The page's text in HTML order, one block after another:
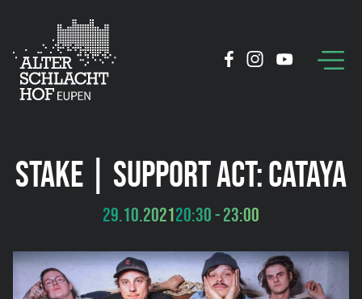
STAKE | SUPPORT ACT: CATAYA
29.10.202120:30 - 23:00